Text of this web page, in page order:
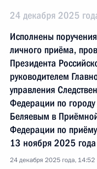
24 декабря 2025
Исполнены
личного приёма,
Президента
руководителем
управления
Федерации по
Беляевым в
Федерации по
13 ноября 2025 года
24 декабря 2025 года, 14:52